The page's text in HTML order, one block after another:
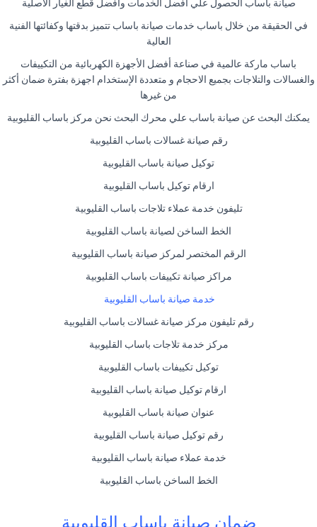
صيانة باساب الحصول علي افضل الخدمات وافضل قطع الغيار الاصلية
في الحقيقة من خلال باساب خدمات صيانة باساب تتميز بدقتها وكفائتها الفنية
العالية
باساب ماركة عالمية في صناعة أفضل الأجهزة الكهربائية من التكييفات
والغسالات والتلاجات بجميع الاحجام و متعددة الإستخدام اجهزة بفترة ضمان أكثر
من غيرها
يمكنك البحث عن صيانة باساب علي محرك البحث نحن مركز باساب القليوبية
رقم صيانة غسالات باساب القليوبية
توكيل صيانة باساب القليوبية
ارقام توكيل باساب القليوبية
تليفون خدمة عملاء تلاجات باساب القليوبية
الخط الساخن لصيانة باساب القليوبية
الرقم المختصر لمركز صيانة باساب القليوبية
مراكز صيانة تكييفات باساب القليوبية
خدمة صيانة باساب القليوبية
رقم تليفون مركز صيانة غسالات باساب القليوبية
مركز خدمة تلاجات باساب القليوبية
توكيل تكييفات باساب القليوبية
ارقام توكيل صيانة باساب القليوبية
عنوان صيانة باساب القليوبية
رقم توكيل صيانة باساب القليوبية
خدمة عملاء صيانة باساب القليوبية
الخط الساخن باساب القليوبية
ضمان صيانة باساب القليوبية